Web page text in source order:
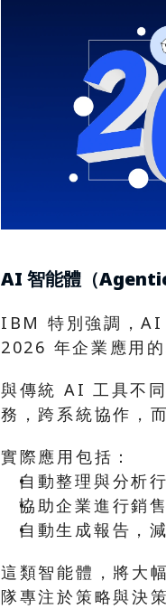
AI 智能體（
IBM 特別強調，
2026 年企業應用的
與傳統 AI 工具不
務，跨系統協作，
實際應用包括：
自動整理與分析
協助企業進行銷
自動生成報告，
這類智能體，將大
隊專注於策略與決策